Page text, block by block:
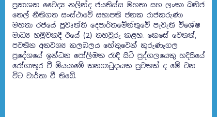
ප්‍රකාශක වෛද්‍ය නලින්ද ජයතිස්ස මහතා සහ ලංකා ඛනිජ
තෙල් නීතිගත සංස්ථාවේ සභාපති ජනක රාජකරුණා
මහතා රජයේ ප්‍රවෘත්ති දෙපාර්තමේන්තුවේ පැවැති විශේෂ
මාධ්‍ය හමුවකදී ඊයේ (2) තහවුරු කළහ. කෙසේ වෙතත්,
පවතින අනවශ්‍ය කලබලය හේතුවෙන් කුරුණෑගල
ප්‍රදේශයේ ඉන්ධන පෝලිමක රැඳී සිටි පුද්ගලයෙකු හදිසියේ
රෝගාතුර වී මියයාමේ කනගාටුදායක පුවතක් ද මේ වන
විට වාර්තා වී තිබේ.